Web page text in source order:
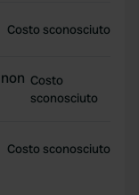
Costo sconosciuto
Costo
sconosciuto
Costo sconosciuto